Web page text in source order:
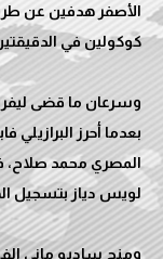
الأصفر هدفين عن
وسرعان ما قضى
بعدما أحرز البرازيلي
ومنح ساديو ماني